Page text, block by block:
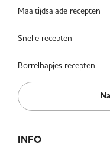
Maaltijdsalade recepten
Snelle recepten
Borrelhapjes recepten
INFO